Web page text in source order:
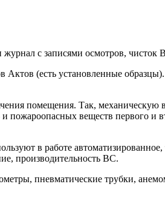
журнал с записями осмотров,
(есть установленные
помещения. Так,
пожароопасных веществ первого
в работе
производительность ВС.
пневматические трубки,